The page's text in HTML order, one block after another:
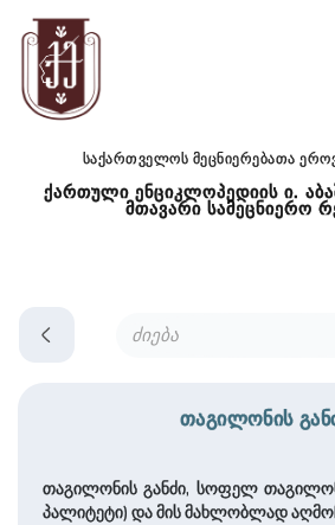
საქართველოს მეცნიერებათა
ქართული ენციკლოპედიის ი.
მთავარი სამეცნიერო
თაგილონის
თაგილონის განძი, სოფელ
პა­ლი­ტეტი) და მის მახლობლად